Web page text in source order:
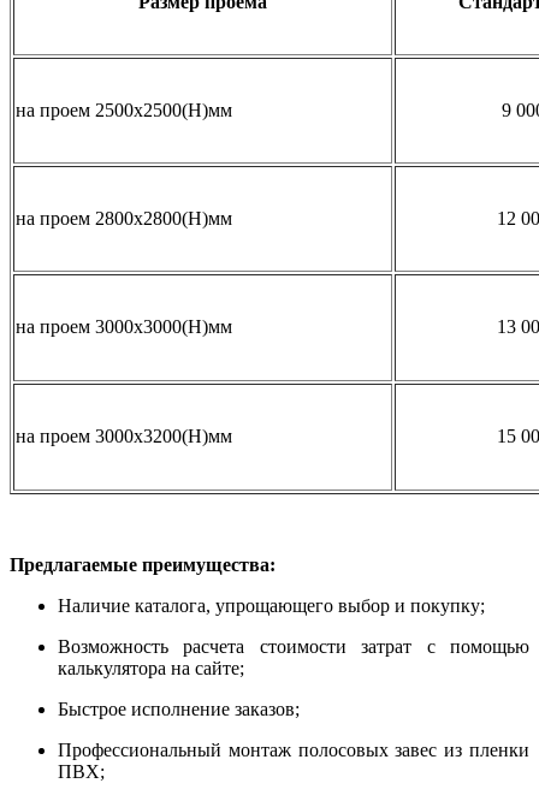
на проем 2500х2500(Н)мм 9
на проем 2800х2800(Н)мм 12
на проем 3000х3000(Н)мм 13
на проем 3000х3200(Н)мм 15
Предлагаемые преимущества:
Наличие каталога, упрощающего выбор и покупку;
Возможность расчета стоимости затрат с помощью
калькулятора на сайте;
Быстрое исполнение заказов;
Профессиональный монтаж полосовых завес из пленки
ПВХ;